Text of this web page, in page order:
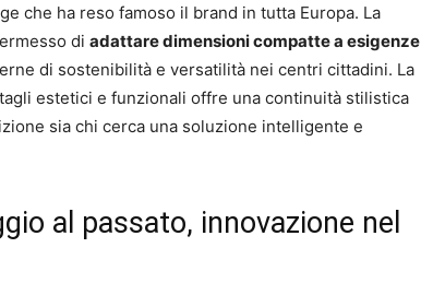
che ha reso famoso il brand in tutta Europa. La
di adattare dimensioni compatte a esigenze
di sostenibilità e versatilità nei centri cittadini. La
estetici e funzionali offre una continuità stilistica
sia chi cerca una soluzione intelligente e
al passato, innovazione nel